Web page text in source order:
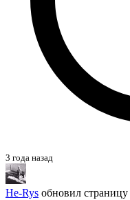
3 года назад
He-Rys обновил страницу